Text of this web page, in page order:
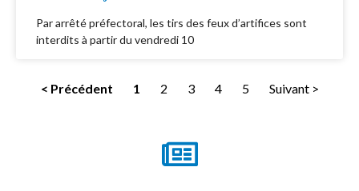
Par arrêté préfectoral, les tirs des feux d’artifices sont
interdits à partir du vendredi 10
< Précédent 1 2 3 4 5 Suivant >